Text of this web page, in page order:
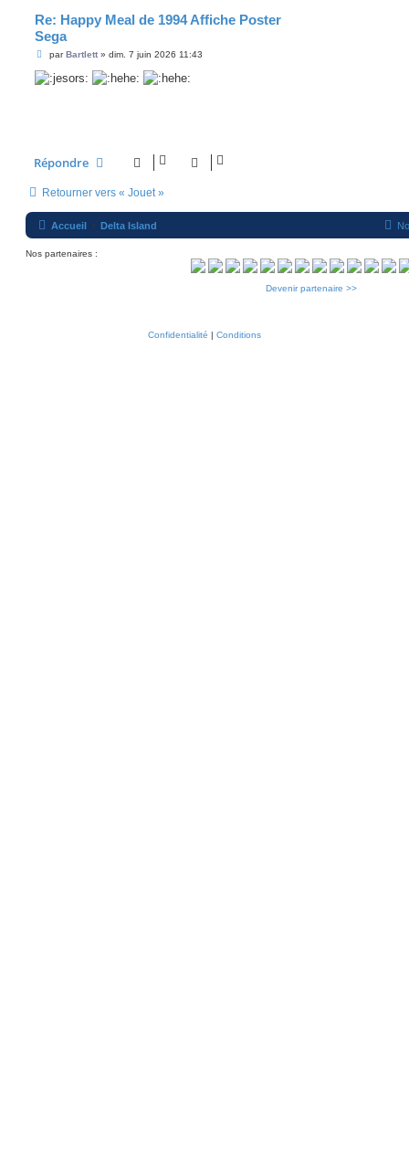
Re: Happy Meal de 1994 Affiche Poster
Sega
M
s
s
parBartlett» dim. 7 juin 2026 11:43
Répondre
Retourner vers « Jouet »
Accueil Delta Island
Nos partenaires :
Devenir partenaire >>
Confidentialité | Conditions